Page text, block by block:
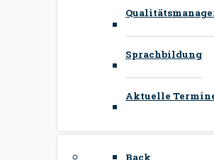
Sprachbildung
Aktuelle
Back